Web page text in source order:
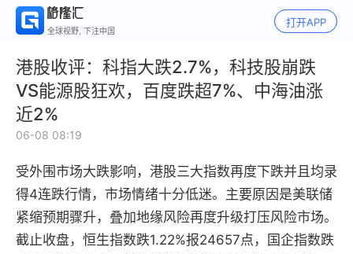
全球视野, 下注中国
打开APP
港股收评：科指大跌2.7%，科技股崩跌
VS能源股狂欢，百度跌超7%、中海油涨
近2%
06-08 08:19
受外围市场大跌影响，港股三大指数再度下跌并且均录
得4连跌行情，市场情绪十分低迷。主要原因是美联储
紧缩预期骤升，叠加地缘风险再度升级打压风险市场。
截止收盘，恒生指数跌1.22%报24657点，国企指数跌